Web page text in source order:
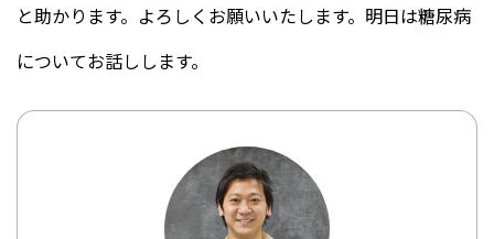
と助かります。よろしくお願いいたします。明日は糖尿病
についてお話しします。